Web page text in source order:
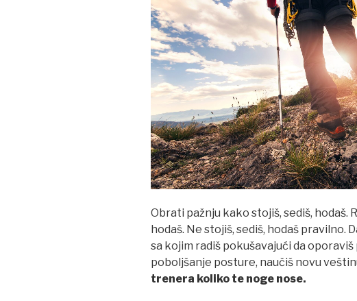
Obrati pažnju kako stojiš, sediš, hodaš.
hodaš. Ne stojiš, sediš, hodaš pravilno.
sa kojim radiš pokušavajući da
poboljšanje posture, naučiš novu
trenera koliko te noge nose.